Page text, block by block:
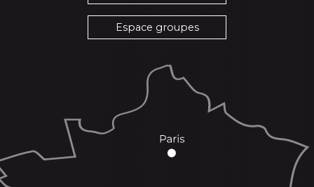
Espace groupes